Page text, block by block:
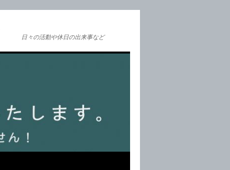
日々の活動や休日の出来事など